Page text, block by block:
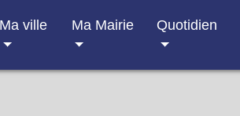
Ma ville Ma Mairie Quotidien